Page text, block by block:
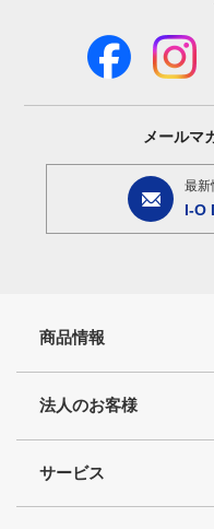
メールマ
最新
I-O
商品情報
法人のお客様
サービス